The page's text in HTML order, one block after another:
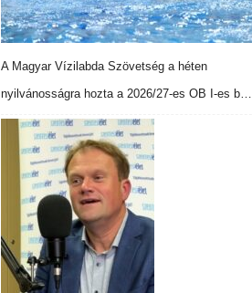
A Magyar Vízilabda Szövetség a héten
nyilvánosságra hozta a 2026/27-es OB I-es b…